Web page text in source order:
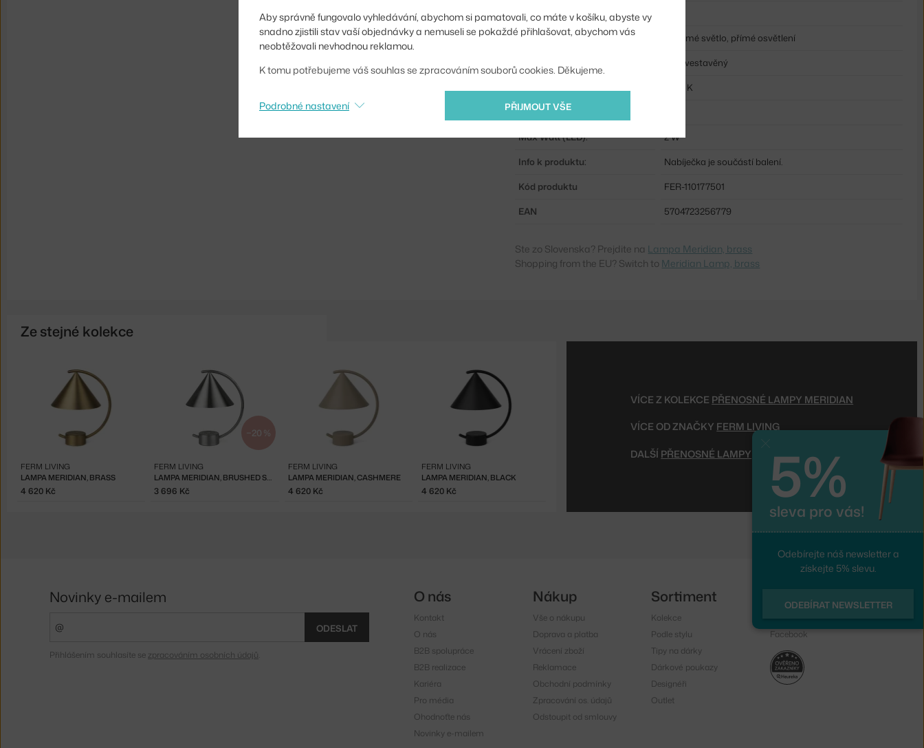
Stmívatelné:
Distribuce světla:
nepřímé světlo, přímé osvětlení
ano, vestavěný
2700 K
Výdrž baterie:
Max Watt (LED):
2 W
Info k produktu:
Nabíječka je součástí balení.
Kód produktu
FER-110177501
EAN
5704723256779
Ste zo Slovenska? Prejdite na Lampa Meridian, brass
Shopping from the EU? Switch to Meridian Lamp, brass
Ze stejné kolekce
LAMPA MERIDIAN, BRASS
FERM LIVING
4 620 Kč
−20 %
LAMPA MERIDIAN, BRUSHED STEEL
FERM LIVING
3 696 Kč
LAMPA MERIDIAN, CASHMERE
FERM LIVING
4 620 Kč
LAMPA MERIDIAN, BLACK
FERM LIVING
4 620 Kč
VÍCE Z KOLEKCE PŘENOSNÉ LAMPY MERIDIAN
VÍCE OD ZNAČKY FERM LIVING
DALŠÍ PŘENOSNÉ LAMPY
Aby správně fungovalo vyhledávání, abychom si pamatovali, co máte v košíku, abyste vy
snadno zjistili stav vaší objednávky a nemuseli se pokaždé přihlašovat, abychom vás
neobtěžovali nevhodnou reklamou.
K tomu potřebujeme váš souhlas se zpracováním souborů cookies. Děkujeme.
PŘIJMOUT VŠE
Podrobné nastavení
5%
sleva pro vás!
Odebírejte náš newsletter a
získejte 5% slevu.
ODEBÍRAT NEWSLETTER
Novinky e-mailem
ODESLAT
Přihlášením souhlasíte se zpracováním osobních údajů
O nás
Kontakt
O nás
B2B spolupráce
B2B realizace
Kariéra
Pro média
Ohodnoťte nás
Novinky e-mailem
Nákup
Vše o nákupu
Doprava a platba
Vrácení zboží
Reklamace
Obchodní podmínky
Zpracování os. údajů
Odstoupit od smlouvy
Sortiment
Kolekce
Podle stylu
Tipy na dárky
Dárkové poukazy
Designéři
Outlet
Sledujte nás
Facebook